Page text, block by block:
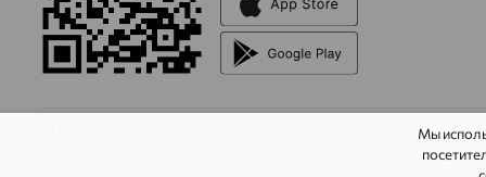
Мы